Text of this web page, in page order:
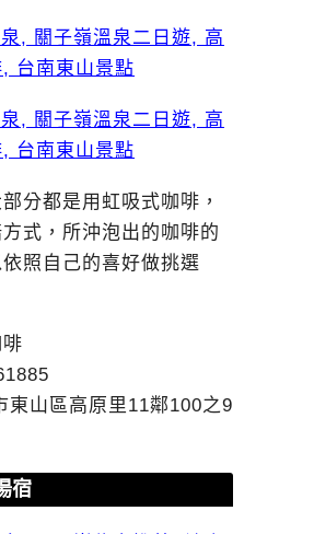
分都是用虹吸式咖啡，
式，所沖泡出的咖啡的
照自己的喜好做挑選
東山區高原里11鄰100之9
宿